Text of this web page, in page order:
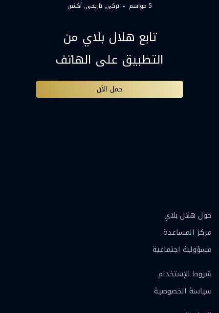
5 مواسم تركي تاريخي أكشن
تابع هلال بلاي من
التطبيق على الهاتف
حمل الآن
حول هلال بلاي
مركز المساعدة
مسؤولية اجتماعية
شروط الإستخدام
سياسة الخصوصية